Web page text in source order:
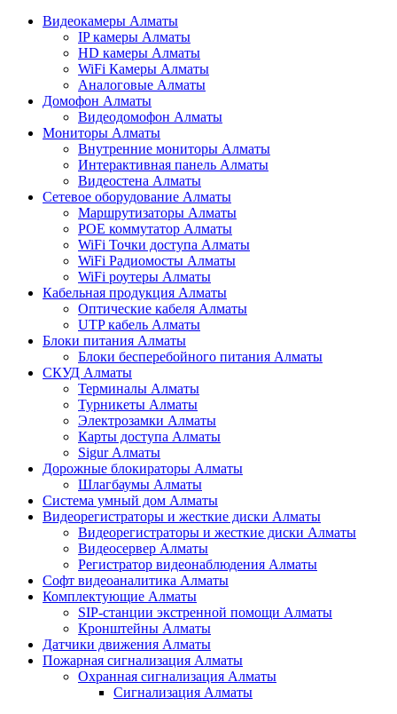
Видеокамеры Алматы
IP камеры Алматы
HD камеры Алматы
WiFi Камеры Алматы
Аналоговые Алматы
Домофон Алматы
Видеодомофон Алматы
Мониторы Алматы
Внутренние мониторы Алматы
Интерактивная панель Алматы
Видеостена Алматы
Сетевое оборудование Алматы
Маршрутизаторы Алматы
POE коммутатор Алматы
WiFi Точки доступа Алматы
WiFi Радиомосты Алматы
WiFi роутеры Алматы
Кабельная продукция Алматы
Оптические кабеля Алматы
UTP кабель Алматы
Блоки питания Алматы
Блоки бесперебойного питания Алматы
СКУД Алматы
Терминалы Алматы
Турникеты Алматы
Электрозамки Алматы
Карты доступа Алматы
Sigur Алматы
Дорожные блокираторы Алматы
Шлагбаумы Алматы
Система умный дом Алматы
Видеорегистраторы и жесткие диски Алматы
Видеорегистраторы и жесткие диски Алматы
Видеосервер Алматы
Регистратор видеонаблюдения Алматы
Софт видеоаналитика Алматы
Комплектующие Алматы
SIP-станции экстренной помощи Алматы
Кронштейны Алматы
Датчики движения Алматы
Пожарная сигнализация Алматы
Охранная сигнализация Алматы
Сигнализация Алматы